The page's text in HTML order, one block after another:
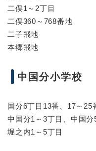
二俣1～2丁目
二俣360～768番地
二子飛地
本郷飛地
中国分小学校
国分6丁目13番、17～25
中国分1～3丁目、中国
堀之内1～5丁目